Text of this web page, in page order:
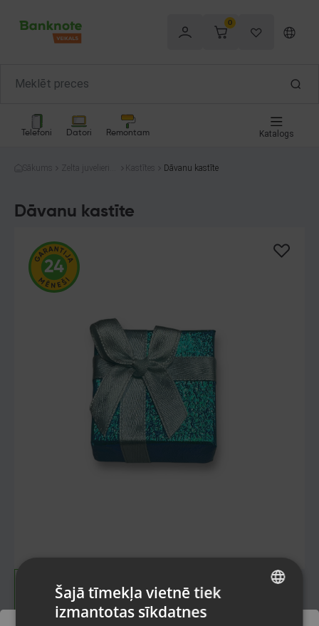
0
Telefoni Datori Remontam Katalogs
Sākums
Zelta juvelierizs
Kastītes Dāvanu kastīte
Dāvanu kastīte
Šajā tīmekļa vietnē tiek
izmantotas sīkdatnes